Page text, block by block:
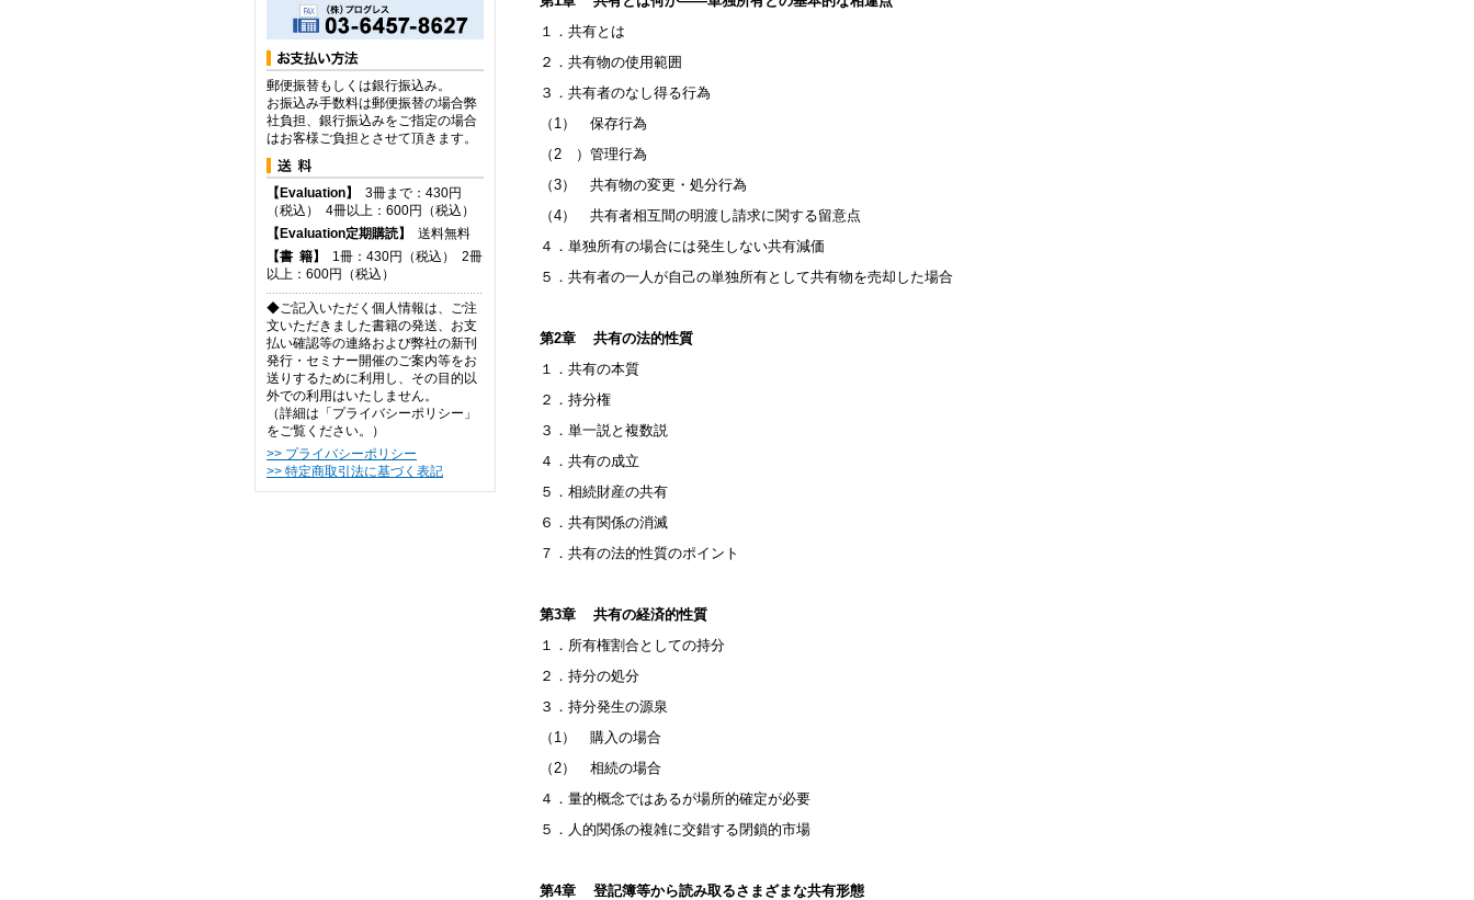
郵便振替もしくは銀行振込み。
お振込み手数料は郵便振替の場合弊
社負担、銀行振込みをご指定の場合
はお客様ご負担とさせて頂きます。
【Evaluation】
3冊まで：430円
（税込） 4冊以上：600円（税込）
【Evaluation定期購読】
送料無料
【書 籍】
1冊：430円（税込） 2冊
以上：600円（税込）
◆ご記入いただく個人情報は、ご注
文いただきました書籍の発送、お支
払い確認等の連絡および弊社の新刊
発行・セミナー開催のご案内等をお
送りするために利用し、その目的以
外での利用はいたしません。
（詳細は「プライバシーポリシー」
をご覧ください。）
>> プライバシーポリシー
>> 特定商取引法に基づく表記
１．共有とは
２．共有物の使用範囲
３．共有者のなし得る行為
（1） 保存行為
（2 ）管理行為
（3） 共有物の変更・処分行為
（4） 共有者相互間の明渡し請求に関する留意点
４．単独所有の場合には発生しない共有減価
５．共有者の一人が自己の単独所有として共有物を売却した場合
第2章 共有の法的性質
１．共有の本質
２．持分権
３．単一説と複数説
４．共有の成立
５．相続財産の共有
６．共有関係の消滅
７．共有の法的性質のポイント
第3章 共有の経済的性質
１．所有権割合としての持分
２．持分の処分
３．持分発生の源泉
（1） 購入の場合
（2） 相続の場合
４．量的概念ではあるが場所的確定が必要
５．人的関係の複雑に交錯する閉鎖的市場
第4章 登記簿等から読み取るさまざまな共有形態